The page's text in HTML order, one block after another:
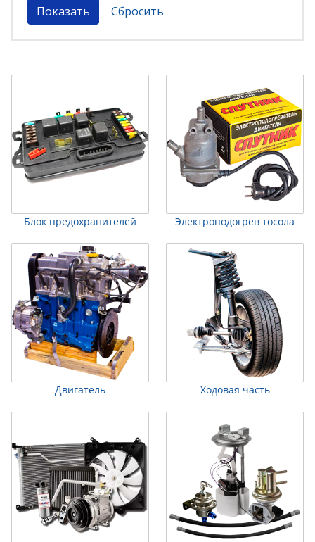
Блок предохранителей Электроподогрев тосола
Двигатель Ходовая часть